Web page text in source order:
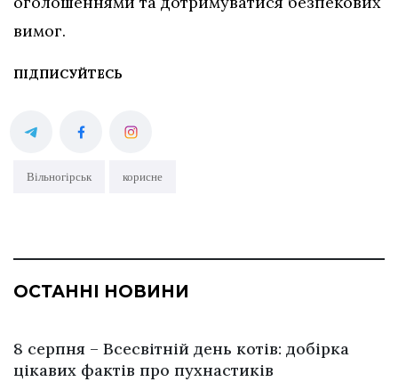
вимог.
ПІДПИСУЙТЕСЬ
Вільногірськ корисне
ОСТАННІ НОВИНИ
8 серпня – Всесвітній день котів: добірка
цікавих фактів про пухнастиків